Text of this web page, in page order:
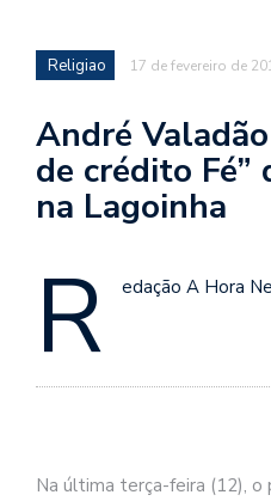
Religiao 17 de fevereiro de
André
de crédito
na Lagoinha
R edação A Hora
Na última terça-feira (12), o